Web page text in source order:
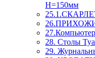
Н=150мм
28. Столы
29.